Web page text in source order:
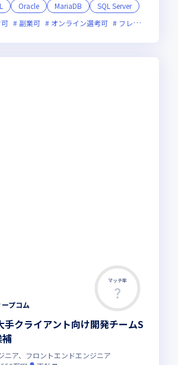
Oracle MariaDB
SQL Server
副業可 オンライン選考可 フレックス制度あり
マッチ率
プコム
手クライアント向け開発チームS
ニア、フロントエンドエンジニア